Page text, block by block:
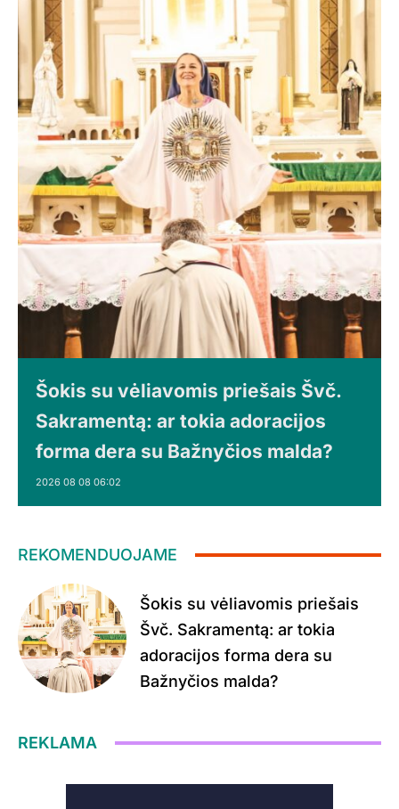
Šokis su vėliavomis priešais Švč.
Sakramentą: ar tokia adoracijos
forma dera su Bažnyčios malda?
2026 08 08 06:02
REKOMENDUOJAME
Šokis su vėliavomis priešais
Švč. Sakramentą: ar tokia
adoracijos forma dera su
Bažnyčios malda?
REKLAMA